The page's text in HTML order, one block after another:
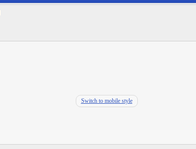
Switch to mobile style